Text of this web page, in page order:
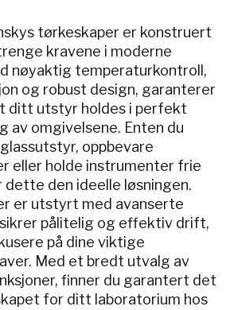
tørkeskaper er konstruert
kravene i moderne
nøyaktig temperaturkontroll,
og robust design, garanterer
ditt utstyr holdes i perfekt
av omgivelsene. Enten du
oppbevare
eller holde instrumenter frie
den ideelle løsningen.
er utstyrt med avanserte
pålitelig og effektiv drift,
på dine viktige
Med et bredt utvalg av
finner du garantert det
for ditt laboratorium hos